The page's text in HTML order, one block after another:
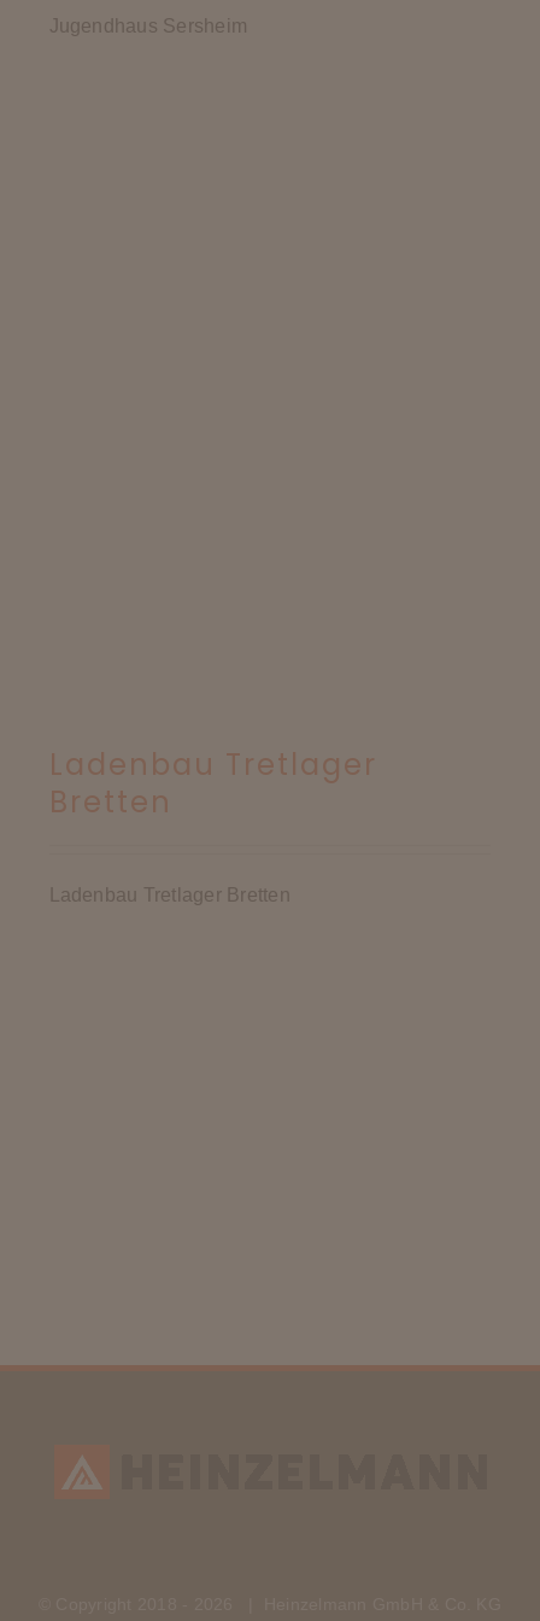
Jugendhaus Sersheim
Ladenbau Tretlager
Bretten
Ladenbau Tretlager Bretten